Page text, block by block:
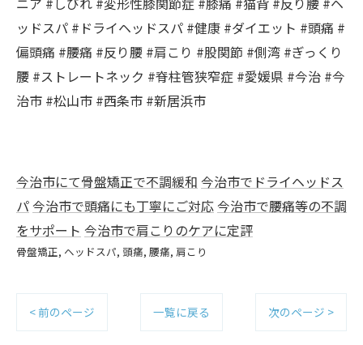
ッドスパ #ドライヘッドスパ #健康 #ダイエット #頭痛 #
偏頭痛 #腰痛 #反り腰 #肩こり #股関節 #側湾 #ぎっくり
腰 #ストレートネック #脊柱管狭窄症 #愛媛県 #今治 #今
治市 #松山市 #西条市 #新居浜市
今治市にて骨盤矯正で不調緩和 今治市でドライヘッドス
パ今治市で頭痛にも丁寧にご対応今治市で腰痛等の不調
をサポート 今治市で肩こりのケアに定評
骨盤矯正 ヘッドスパ 頭痛 腰痛 肩こり
< 前のページ 一覧に戻る 次のページ >